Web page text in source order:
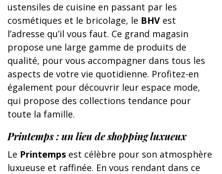
ustensiles de cuisine en passant par les
cosmétiques et le bricolage, le BHV est
l’adresse qu’il vous faut. Ce grand magasin
propose une large gamme de produits de
qualité, pour vous accompagner dans tous les
aspects de votre vie quotidienne. Profitez-en
également pour découvrir leur espace mode,
qui propose des collections tendance pour
toute la famille.
Printemps : un lieu de shopping luxueux
Le Printemps est célèbre pour son atmosphère
luxueuse et raffinée. En vous rendant dans ce